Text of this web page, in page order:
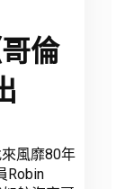
倫
風靡80年
Robin